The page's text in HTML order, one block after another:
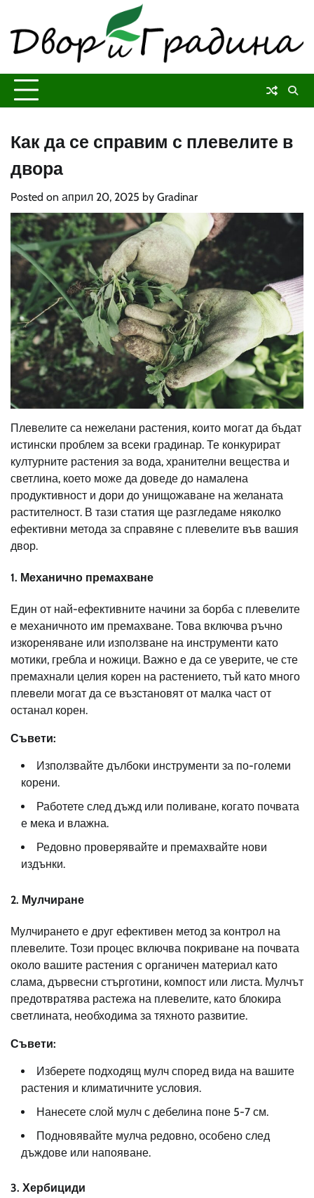
content
Как да се справим с плевелите в
двора
Posted on април 20, 2025 by Gradinar
Плевелите са нежелани растения, които могат да бъдат
истински проблем за всеки градинар. Те конкурират
културните растения за вода, хранителни вещества и
светлина, което може да доведе до намалена
продуктивност и дори до унищожаване на желаната
растителност. В тази статия ще разгледаме няколко
ефективни метода за справяне с плевелите във вашия
двор.
1. Механично премахване
Един от най-ефективните начини за борба с плевелите
е механичното им премахване. Това включва ръчно
изкореняване или използване на инструменти като
мотики, гребла и ножици. Важно е да се уверите, че сте
премахнали целия корен на растението, тъй като много
плевели могат да се възстановят от малка част от
останал корен.
Съвети:
Използвайте дълбоки инструменти за по-големи
корени.
Работете след дъжд или поливане, когато почвата
е мека и влажна.
Редовно проверявайте и премахвайте нови
издънки.
2. Мулчиране
Мулчирането е друг ефективен метод за контрол на
плевелите. Този процес включва покриване на почвата
около вашите растения с органичен материал като
слама, дървесни стърготини, компост или листа. Мулчът
предотвратява растежа на плевелите, като блокира
светлината, необходима за тяхното развитие.
Съвети:
Изберете подходящ мулч според вида на вашите
растения и климатичните условия.
Нанесете слой мулч с дебелина поне 5-7 см.
Подновявайте мулча редовно, особено след
дъждове или напояване.
3. Хербициди